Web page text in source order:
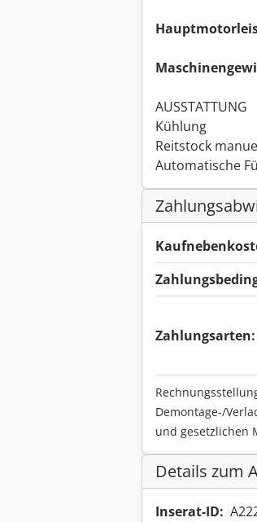
AUSSTATTUNG
Kühlung
Reitstock
Automatische
Zahlungsarten:
Demontage-/
und gesetzlichen
Details zum
Inserat-ID: